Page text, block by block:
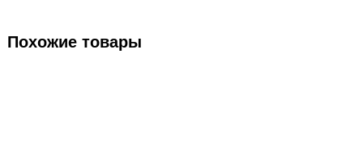
Похожие товары